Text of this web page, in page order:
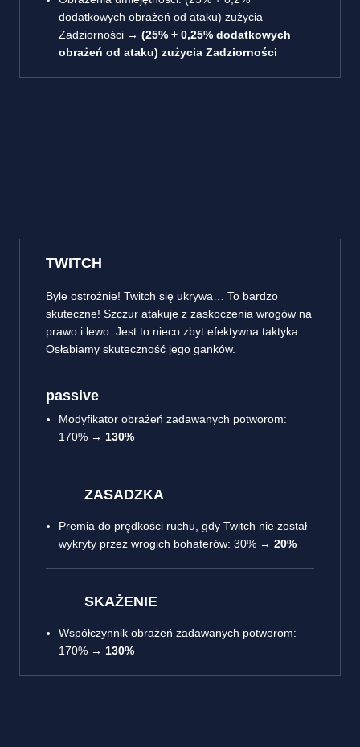
dodatkowych obrażeń od ataku) zużycia
Zadziorności → (25% + 0,25% dodatkowych
obrażeń od ataku) zużycia Zadziorności
TWITCH
Byle ostrożnie! Twitch się ukrywa… To bardzo
skuteczne! Szczur atakuje z zaskoczenia wrogów na
prawo i lewo. Jest to nieco zbyt efektywna taktyka.
Osłabiamy skuteczność jego ganków.
passive
Modyfikator obrażeń zadawanych potworom:
170% → 130%
ZASADZKA
Premia do prędkości ruchu, gdy Twitch nie został
wykryty przez wrogich bohaterów: 30% → 20%
SKAŻENIE
Współczynnik obrażeń zadawanych potworom:
170% → 130%